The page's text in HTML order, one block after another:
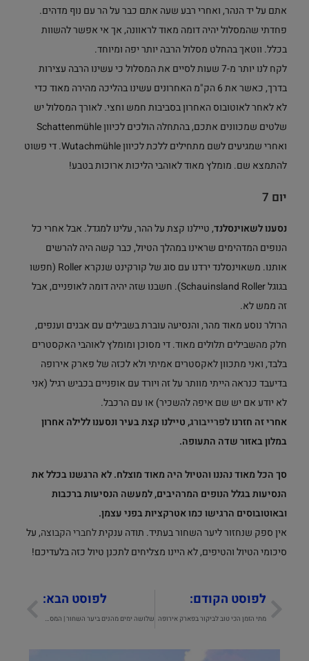
אתם על יד הנהר, ואחרי רבע שעה אתם כבר על הר עם נוף מדהים.
פחדתי שהמסלול יהיה דומה מאוד לראוונה, אך אי אפשר להשוות
בכלל. ווטאך בהחלט מסלול הרבה יותר יפה ומיוחד.
לקח לנו יותר מ-7 שעות לסיים את המסלול כי עשינו הרבה עצירות
בדרך, כאשר את 6 הק"מ האחרונים עשינו בהליכה מהירה מאוד כדי
לא לאחר לאוטובוס האחרון בסביבות חמש וחצי. לאורך המסלול יש
שלטים שמכוונים אתכם, בהתחלה הולכים לכיוון Schattenmühle
ואחרי שמגיעים לשם מתחילים ללכת לכיוון Wutachmühle. די פשוט
להתמצא שם. מומלץ מאוד לאוהבי הליכות ארוכות בטבע!
יום 7
נסענו לשאוינסלנד, טיילנו קצת על ההר, עלינו למגדל. אבל אחרי כל
הנופים המדהימים שראינו במהלך הטיול, כבר קשה היה להרשים
אותנו. משאוינסלנד ירדנו עם סוג של קורקינט שנקרא Roller (חפשו
בגוגל Schauinsland Roller). חשבנו שזה יהיה דומה לאופניים, אבל
זה ממש לא.
הרולר נוסע מאוד מהר, והנסיעה עוברת בשבילים עם אבנים וענפים,
חלק מהשבילים תלולים מאוד. די מסוכן ומומלץ לאוהבי האקסטרים
בלבד, ואני מתכוון לאקסטרים אמיתי ולא לכזה של פארק אירופה
בדיעבד כנראה הייתי מוותר על זה ויורד עם אופניים בכביש רגיל (אני
לא יודע אם יש שם איפה להשכיר) או עם הרכבל.
אחרי זה חזרנולפרייבורג, טיילנו קצת בעיר ונסענו ללילה אחרון
במלון באזור שדה התעופה.
סך הכל מאוד נהננו והטיול היה מאוד מוצלח. לא הרגשנו בכלל את
הנסיעות בגלל הנופים המרהיבים, למעשה הנסיעות ברכבות
ובאוטובוסים הרגישו כמו אטרקציות בפני עצמן.
אין ספק שנחזור ליער השחור בעתיד. תודה ענקיתלחברי הקבוצה, על
סיכומי הטיול והטיפים, לא היינו מצליחים לתכנן טיול כזה בלעדיכם!
לפוסט הקודם:
מתי הזמן הכי טוב לביקור בפארק אירופה
לפוסט הבא:
שלושה ימים מהנים ביער השחור | המסלול והטיפים של משפחת עמית